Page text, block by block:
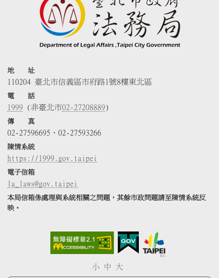
地 址
110204 臺北市信義區市府路1號8樓東北區
電 話
1999 (非臺北市02-27208889)
傳 真
02-27596695、02-27593266
陳情系統
https://1999.gov.taipei
電子信箱
la_laws@gov.taipei
本局信箱係處理與系統相關之問題，其餘市政問題請至陳情系統反
映。
小 中 大